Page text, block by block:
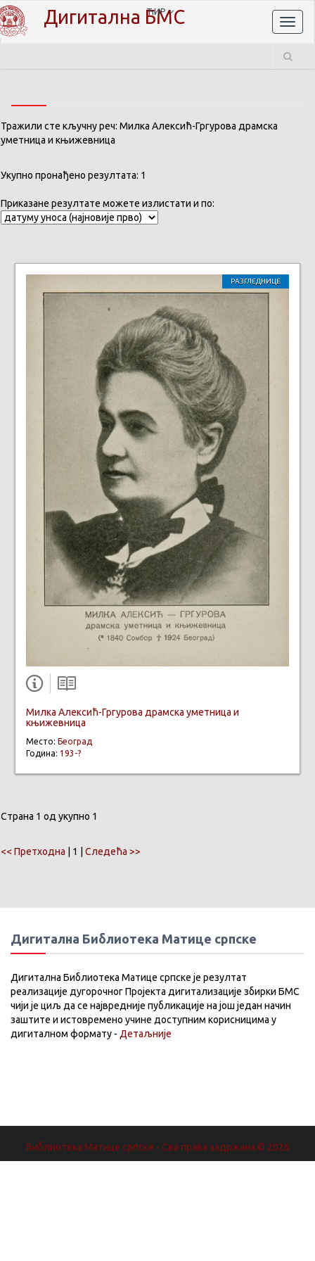
Дигитална БМС
ЋИР
Тражили сте кључну реч: Милка Алексић-Гргурова драмска
уметница и књижевница
Укупно пронађено резултата: 1
Приказане резултате можете излистати и по:
РАЗГЛЕДНИЦЕ
Милка Алексић-Гргурова драмска уметница и
књижевница
Место: Београд
Година: 193-?
Страна 1 од укупно 1
<< Претходна | 1 | Следећа >>
Дигитална Библиотека Матице српске
Дигитална Библиотека Матице српске је резултат
реализације дугорочног Пројекта дигитализације збирки БМС
чији је циљ да се највредније публикације на још један начин
заштите и истовремено учине доступним корисницима у
дигиталном формату - Детаљније
Библиотека Матице српске - Сва права задржана.© 2026